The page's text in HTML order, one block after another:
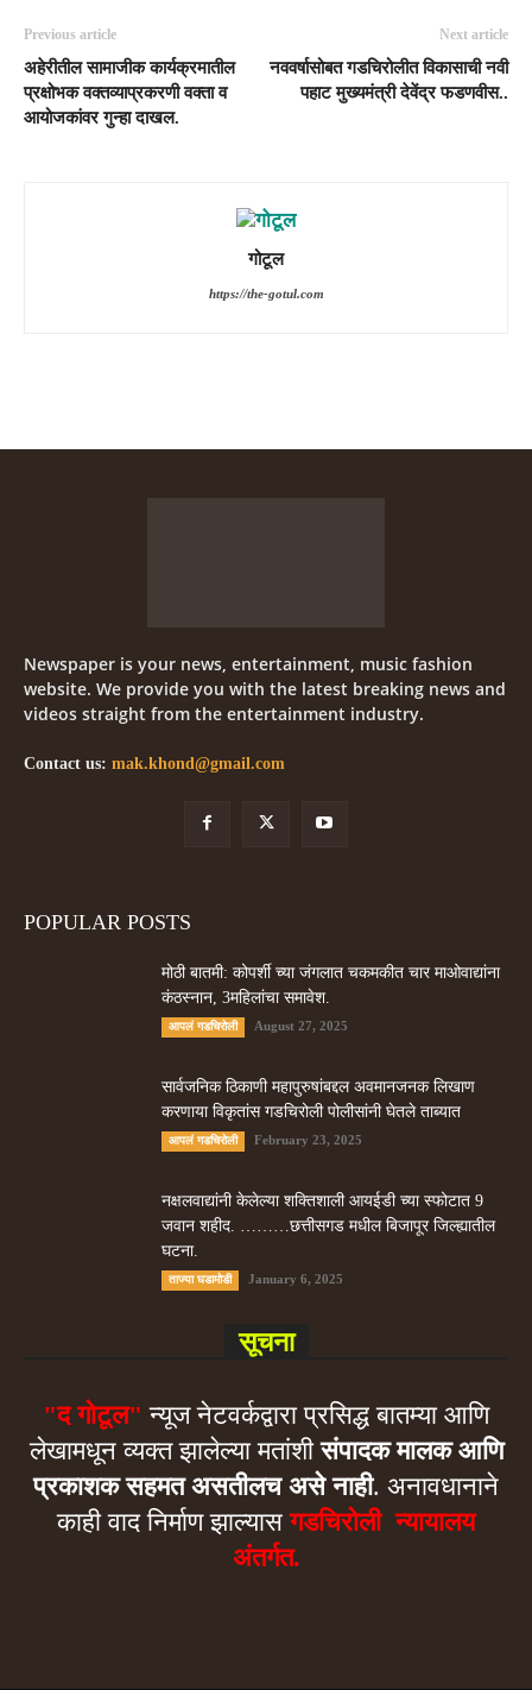
Previous article
अहेरीतील सामाजीक कार्यक्रमातील
प्रक्षोभक वक्तव्याप्रकरणी वक्ता व
आयोजकांवर गुन्हा दाखल.
Next article
नववर्षासोबत गडचिरोलीत विकासाची नवी
पहाट मुख्यमंत्री देवेंद्र फडणवीस..
गोटूल
https://the-gotul.com
Newspaper is your news, entertainment, music fashion
website. We provide you with the latest breaking news and
videos straight from the entertainment industry.
Contact us: mak.khond@gmail.com
POPULAR POSTS
मोठी बातमी: कोपर्शी च्या जंगलात चकमकीत चार माओवाद्यांना
कंठस्नान, 3महिलांचा समावेश.
आपलं गडचिरोली August 27, 2025
सार्वजनिक ठिकाणी महापुरुषांबद्दल अवमानजनक लिखाण
करणा­या विकृतांस गडचिरोली पोलीसांनी घेतले ताब्यात
आपलं गडचिरोली February 23, 2025
नक्षलवाद्यांनी केलेल्या शक्तिशाली आयईडी च्या स्फोटात 9
जवान शहीद. ………छत्तीसगड मधील बिजापूर जिल्ह्यातील
घटना.
ताज्या घडामोडी January 6, 2025
सूचना
"द गोटूल" न्यूज नेटवर्कद्वारा प्रसिद्ध बातम्या आणि
लेखामधून व्यक्त झालेल्या मतांशीसंपादक मालक आणि
प्रकाशक सहमत असतीलच असे नाही. अनावधानाने
काही वाद निर्माण झाल्यास गडचिरोली न्यायालय
अंतर्गत.